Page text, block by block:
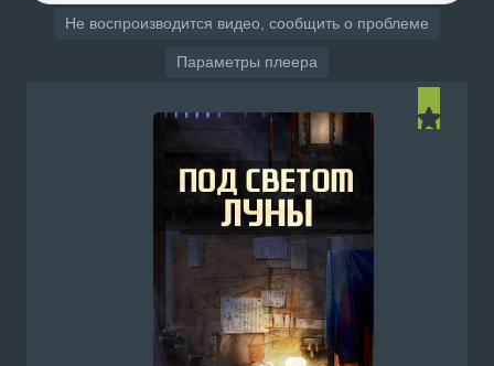
Не воспроизводится видео, сообщить о проблеме
Параметры плеера